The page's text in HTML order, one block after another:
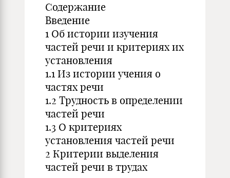
Содержание
Введение
1 Об истории изучения
частей речи и критериях их
установления
1.1 Из истории учения о
частях речи
1.2 Трудность в определении
частей речи
1.3 О критериях
установления частей речи
2 Критерии выделения
частей речи в трудах